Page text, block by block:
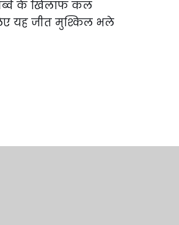
के खिलाफ कल
यह जीत मुश्किल भले